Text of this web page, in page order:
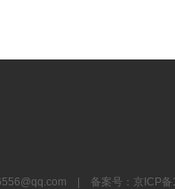
| 备案号： 京ICP